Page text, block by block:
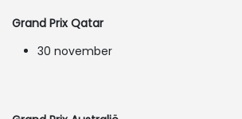
Grand Prix Qatar
30 november